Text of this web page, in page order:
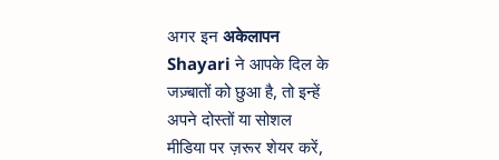
अगर इन अकेलापन
Shayari ने आपके दिल के
जज़्बातों को छुआ है, तो इन्हें
अपने दोस्तों या सोशल
मीडिया पर ज़रूर शेयर करें,